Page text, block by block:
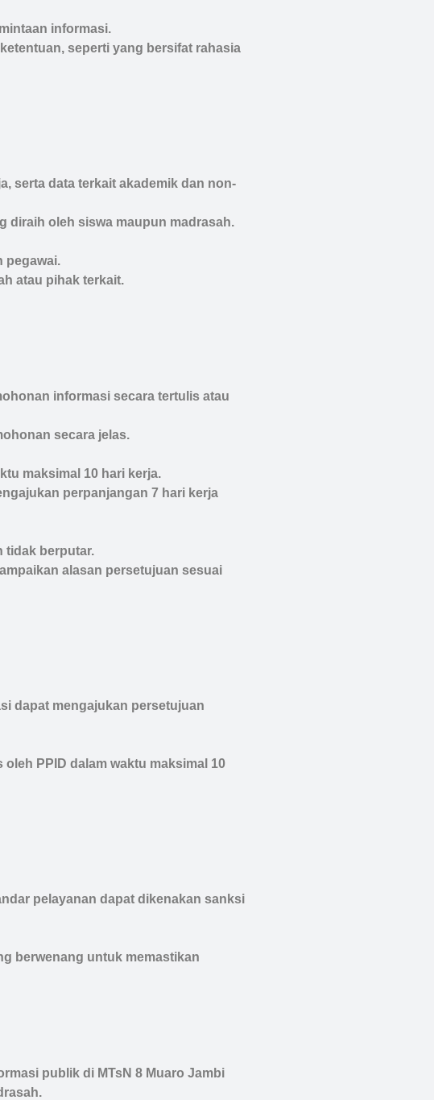
informasi.
seperti yang bersifat rahasia
serta data terkait akademik dan non-
diraih oleh siswa maupun madrasah.
pegawai.
atau pihak terkait.
informasi secara tertulis atau
secara jelas.
maksimal 10 hari kerja.
perpanjangan 7 hari kerja
tidak berputar.
alasan persetujuan sesuai
dapat mengajukan persetujuan
PPID dalam waktu maksimal 10
pelayanan dapat dikenakan sanksi
berwenang untuk memastikan
publik di MTsN 8 Muaro Jambi